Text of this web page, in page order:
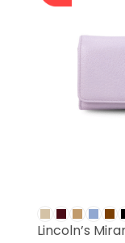
Lincoln’s